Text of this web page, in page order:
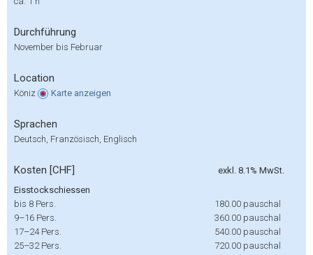
Durchführung
November bis Februar
Location
Köniz Karte anzeigen
Sprachen
Deutsch, Französisch, Englisch
Kosten [CHF]
exkl. 8.1% MwSt.
Eisstockschiessen
bis 8 Pers.
180.00 pauschal
9–16 Pers.
360.00 pauschal
17–24 Pers.
540.00 pauschal
25–32 Pers.
720.00 pauschal